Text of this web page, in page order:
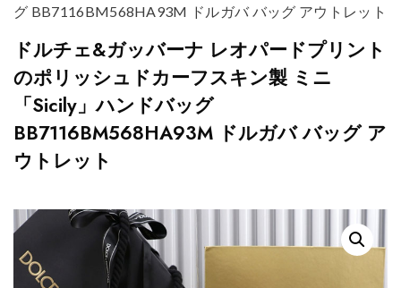
グ BB7116BM568HA93M ドルガバ バッグ アウトレット
ドルチェ&ガッバーナ レオパードプリント
のポリッシュドカーフスキン製 ミニ
「Sicily」ハンドバッグ
BB7116BM568HA93M ドルガバ バッグ ア
ウトレット